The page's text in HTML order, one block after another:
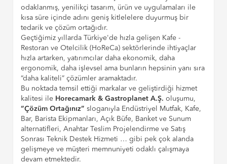
odaklanmış, yenilikçi tasarım, ürün ve uygulamaları ile
kısa süre içinde adını geniş kitlelelere duyurmuş bir
tedarik ve çözüm ortağıdır.
Geçtiğimiz yıllarda Türkiye'de hızla gelişen Kafe -
Restoran ve Otelcilik (HoReCa) sektörlerinde ihtiyaçlar
hızla artarken, yatırımcılar daha ekonomik, daha
ergonomik, daha işlevsel ama bunların hepsinin yanı sıra
“daha kaliteli” çözümler aramaktadır.
Bu noktada temsil ettiği markalar ve geliştirdiği hizmet
kalitesi ile Horecamark & Gastroplanet A.Ş. oluşumu,
“Çözüm Ortağınız” sloganıyla Endüstriyel Mutfak, Kafe,
Bar, Barista Ekipmanları, Açık Büfe, Banket ve Sunum
alternatifleri, Anahtar Teslim Projelendirme ve Satış
Sonrası Teknik Destek Hizmeti … gibi pek çok alanda
gelişmeye ve müşteri memnuniyeti odaklı çalışmaya
devam etmektedir.